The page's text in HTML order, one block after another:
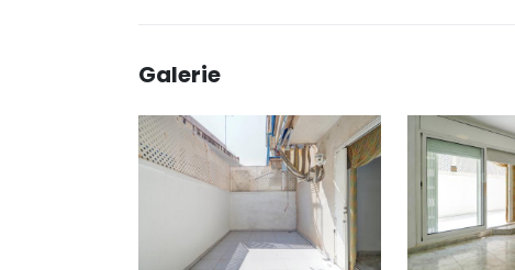
Galerie